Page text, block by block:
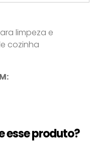
limpeza e
cozinha
esse produto?